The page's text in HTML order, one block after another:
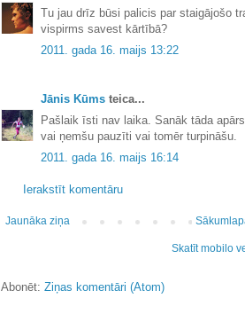
Tu jau drīz būsi palicis par staigājošo
vispirms savest kārtībā?
2011. gada 16. maijs 13:22
Jānis Kūms teica...
Pašlaik īsti nav laika. Sanāk tāda
vai ņemšu pauzīti vai tomēr turpināšu.
2011. gada 16. maijs 16:14
Ierakstīt komentāru
Jaunāka ziņa
Skatīt mobilo
Abonēt: Ziņas komentāri (Atom)